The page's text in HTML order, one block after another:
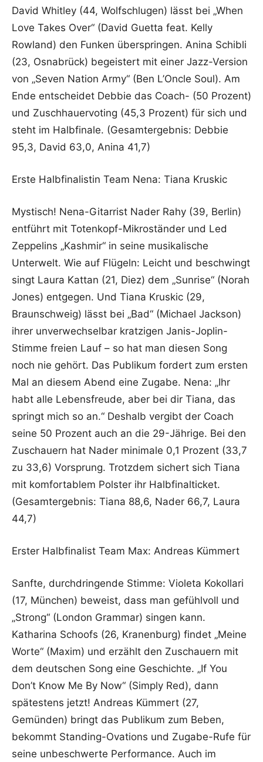
David Whitley (44, Wolfschlugen) lässt bei „When
Love Takes Over“ (David Guetta feat. Kelly
Rowland) den Funken überspringen. Anina Schibli
(23, Osnabrück) begeistert mit einer Jazz-Version
von „Seven Nation Army“ (Ben L’Oncle Soul). Am
Ende entscheidet Debbie das Coach- (50 Prozent)
und Zuschhauervoting (45,3 Prozent) für sich und
steht im Halbfinale. (Gesamtergebnis: Debbie
95,3, David 63,0, Anina 41,7)
Erste Halbfinalistin Team Nena: Tiana Kruskic
Mystisch! Nena-Gitarrist Nader Rahy (39, Berlin)
entführt mit Totenkopf-Mikroständer und Led
Zeppelins „Kashmir“ in seine musikalische
Unterwelt. Wie auf Flügeln: Leicht und beschwingt
singt Laura Kattan (21, Diez) dem „Sunrise“ (Norah
Jones) entgegen. Und Tiana Kruskic (29,
Braunschweig) lässt bei „Bad“ (Michael Jackson)
ihrer unverwechselbar kratzigen Janis-Joplin-
Stimme freien Lauf – so hat man diesen Song
noch nie gehört. Das Publikum fordert zum ersten
Mal an diesem Abend eine Zugabe. Nena: „Ihr
habt alle Lebensfreude, aber bei dir Tiana, das
springt mich so an.“ Deshalb vergibt der Coach
seine 50 Prozent auch an die 29-Jährige. Bei den
Zuschauern hat Nader minimale 0,1 Prozent (33,7
zu 33,6) Vorsprung. Trotzdem sichert sich Tiana
mit komfortablem Polster ihr Halbfinalticket.
(Gesamtergebnis: Tiana 88,6, Nader 66,7, Laura
44,7)
Erster Halbfinalist Team Max: Andreas Kümmert
Sanfte, durchdringende Stimme: Violeta Kokollari
(17, München) beweist, dass man gefühlvoll und
„Strong“ (London Grammar) singen kann.
Katharina Schoofs (26, Kranenburg) findet „Meine
Worte“ (Maxim) und erzählt den Zuschauern mit
dem deutschen Song eine Geschichte. „If You
Don’t Know Me By Now“ (Simply Red), dann
spätestens jetzt! Andreas Kümmert (27,
Gemünden) bringt das Publikum zum Beben,
bekommt Standing-Ovations und Zugabe-Rufe für
seine unbeschwerte Performance. Auch im